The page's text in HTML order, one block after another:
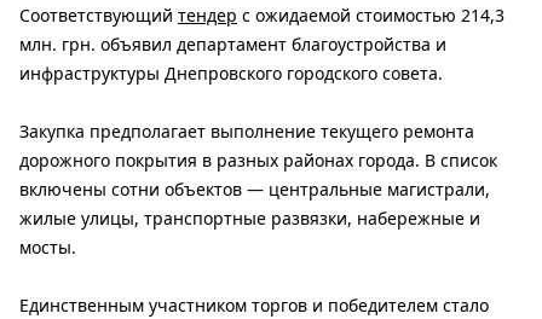
Соответствующий тендер с ожидаемой стоимостью 214,3
млн. грн. объявил департамент благоустройства и
инфраструктуры Днепровского городского совета.
Закупка предполагает выполнение текущего ремонта
дорожного покрытия в разных районах города. В список
включены сотни объектов — центральные магистрали,
жилые улицы, транспортные развязки, набережные и
мосты.
Единственным участником торгов и победителем стало